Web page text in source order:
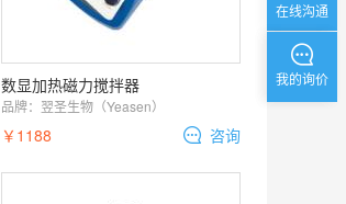
数显加热磁力搅拌器
品牌： 翌圣生物（Yeasen）
￥1188 咨询
在线沟通
我的询价